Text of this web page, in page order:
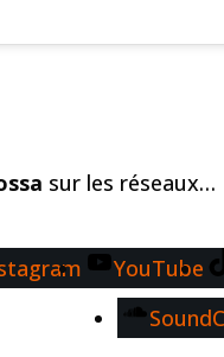
sur les réseaux…
YouTube